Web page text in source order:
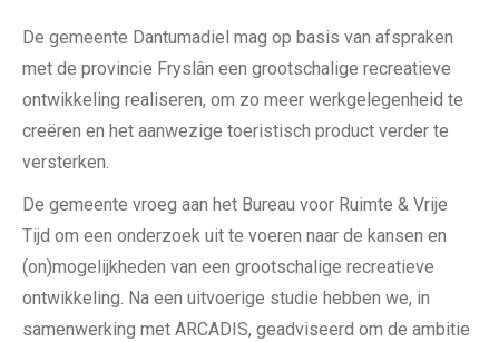
De gemeente Dantumadiel mag op basis van afspraken
met de provincie Fryslân een grootschalige recreatieve
ontwikkeling realiseren, om zo meer werkgelegenheid te
creëren en het aanwezige toeristisch product verder te
versterken.
De gemeente vroeg aan het Bureau voor Ruimte & Vrije
Tijd om een onderzoek uit te voeren naar de kansen en
(on)mogelijkheden van een grootschalige recreatieve
ontwikkeling. Na een uitvoerige studie hebben we, in
samenwerking met ARCADIS, geadviseerd om de ambitie